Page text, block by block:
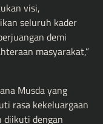
visi,
seluruh kader
demi
masyarakat,”
Musda yang
rasa kekeluargaan
diikuti dengan